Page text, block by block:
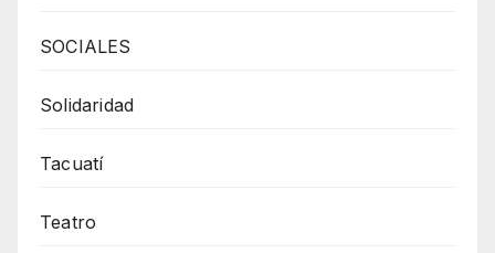
SOCIALES
Solidaridad
Tacuatí
Teatro